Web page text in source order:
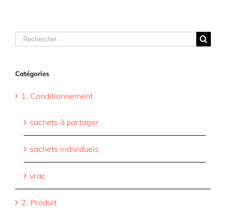
Rechercher
Catégories
1. Conditionnement
sachets à partager
sachets individuels
vrac
2. Produit